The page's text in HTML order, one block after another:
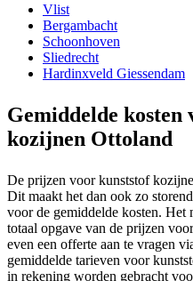
Vlist
Bergambacht
Schoonhoven
Sliedrecht
Hardinxveld Giessendam
Gemiddelde kosten
kozijnen Ottoland
De prijzen voor kunststof
Dit maakt het dan ook zo
voor de gemiddelde kosten. Het
totaal opgave van de prijzen
even een offerte aan te vragen
gemiddelde tarieven voor
in rekening worden gebracht